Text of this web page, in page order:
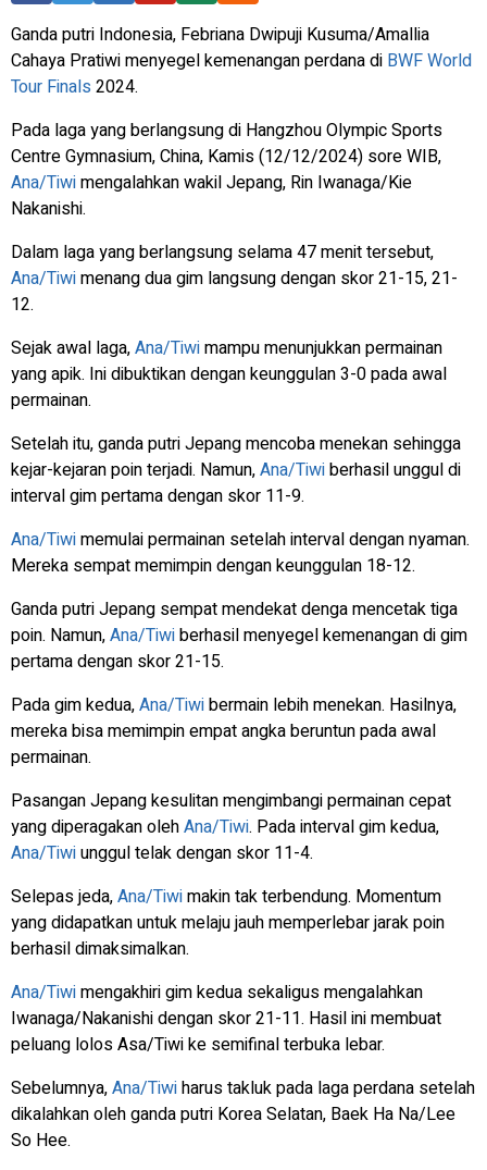
Ganda putri Indonesia, Febriana Dwipuji Kusuma/Amallia
Cahaya Pratiwi menyegel kemenangan perdana di BWF World
Tour Finals 2024.
Pada laga yang berlangsung di Hangzhou Olympic Sports
Centre Gymnasium, China, Kamis (12/12/2024) sore WIB,
Ana/Tiwimengalahkan wakil Jepang, Rin Iwanaga/Kie
Nakanishi.
Dalam laga yang berlangsung selama 47 menit tersebut,
Ana/Tiwimenang dua gim langsung dengan skor 21-15, 21-
12.
Sejak awal laga,Ana/Tiwimampu menunjukkan permainan
yang apik. Ini dibuktikan dengan keunggulan 3-0 pada awal
permainan.
Setelah itu, ganda putri Jepang mencoba menekan sehingga
kejar-kejaran poin terjadi. Namun,Ana/Tiwiberhasil unggul di
interval gim pertama dengan skor 11-9.
Ana/Tiwimemulai permainan setelah interval dengan nyaman.
Mereka sempat memimpin dengan keunggulan 18-12.
Ganda putri Jepang sempat mendekat denga mencetak tiga
poin. Namun,Ana/Tiwiberhasil menyegel kemenangan di gim
pertama dengan skor 21-15.
Pada gim kedua,Ana/Tiwibermain lebih menekan. Hasilnya,
mereka bisa memimpin empat angka beruntun pada awal
permainan.
Pasangan Jepang kesulitan mengimbangi permainan cepat
yang diperagakan olehAna/Tiwi. Pada interval gim kedua,
Ana/Tiwiunggul telak dengan skor 11-4.
Selepas jeda,Ana/Tiwimakin tak terbendung. Momentum
yang didapatkan untuk melaju jauh memperlebar jarak poin
berhasil dimaksimalkan.
Ana/Tiwimengakhiri gim kedua sekaligus mengalahkan
Iwanaga/Nakanishi dengan skor 21-11. Hasil ini membuat
peluang lolos Asa/Tiwi ke semifinal terbuka lebar.
Sebelumnya,Ana/Tiwiharus takluk pada laga perdana setelah
dikalahkan oleh ganda putri Korea Selatan, Baek Ha Na/Lee
So Hee.